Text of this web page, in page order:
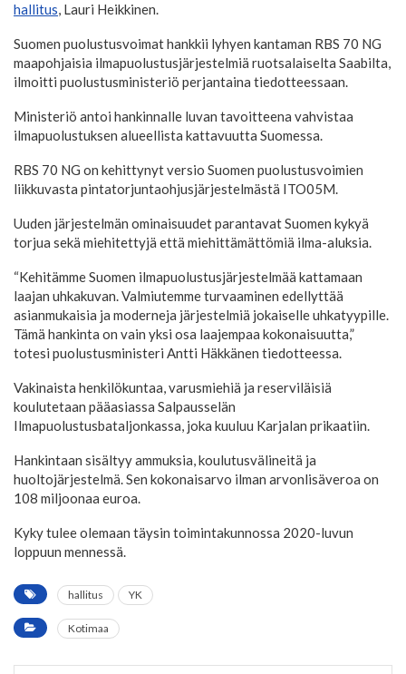
hallitus, Lauri Heikkinen.
Suomen puolustusvoimat hankkii lyhyen kantaman RBS 70 NG
maapohjaisia ilmapuolustusjärjestelmiä ruotsalaiselta Saabilta,
ilmoitti puolustusministeriö perjantaina tiedotteessaan.
Ministeriö antoi hankinnalle luvan tavoitteena vahvistaa
ilmapuolustuksen alueellista kattavuutta Suomessa.
RBS 70 NG on kehittynyt versio Suomen puolustusvoimien
liikkuvasta pintatorjuntaohjusjärjestelmästä ITO05M.
Uuden järjestelmän ominaisuudet parantavat Suomen kykyä
torjua sekä miehitettyjä että miehittämättömiä ilma-aluksia.
“Kehitämme Suomen ilmapuolustusjärjestelmää kattamaan
laajan uhkakuvan. Valmiutemme turvaaminen edellyttää
asianmukaisia ja moderneja järjestelmiä jokaiselle uhkatyypille.
Tämä hankinta on vain yksi osa laajempaa kokonaisuutta,”
totesi puolustusministeri Antti Häkkänen tiedotteessa.
Vakinaista henkilökuntaa, varusmiehiä ja reserviläisiä
koulutetaan pääasiassa Salpausselän
Ilmapuolustusbataljonkassa, joka kuuluu Karjalan prikaatiin.
Hankintaan sisältyy ammuksia, koulutusvälineitä ja
huoltojärjestelmä. Sen kokonaisarvo ilman arvonlisäveroa on
108 miljoonaa euroa.
Kyky tulee olemaan täysin toimintakunnossa 2020-luvun
loppuun mennessä.
hallitus YK
Kotimaa